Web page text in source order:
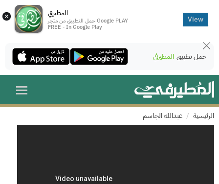
× المطيرفي
حمل التطبيق من متجر Google PLAY
FREE - In Google Play
View
حمل تطبيق المطيرفي
الرئيسية عبدالله الجاسم